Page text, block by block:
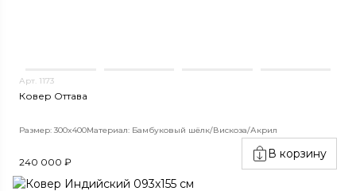
Арт. 1173
Ковер Оттава
Размер: 300x400Материал: Бамбуковый шёлк/Вискоза/Акрил
240 000 ₽
В корзину